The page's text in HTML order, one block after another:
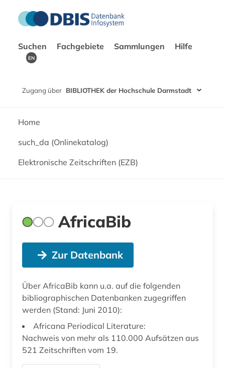
Suchen Fachgebiete Sammlungen Hilfe
EN
Zugang über BIBLIOTHEK der Hochschule Darmstadt
Home
such_da (Onlinekatalog)
Elektronische Zeitschriften (EZB)
AfricaBib
Zur Datenbank
Über AfricaBib kann u.a. auf die folgenden
bibliographischen Datenbanken zugegriffen
werden (Stand: Juni 2010):
Africana Periodical Literature:
Nachweis von mehr als 110.000 Aufsätzen aus
521 Zeitschriften vom 19.